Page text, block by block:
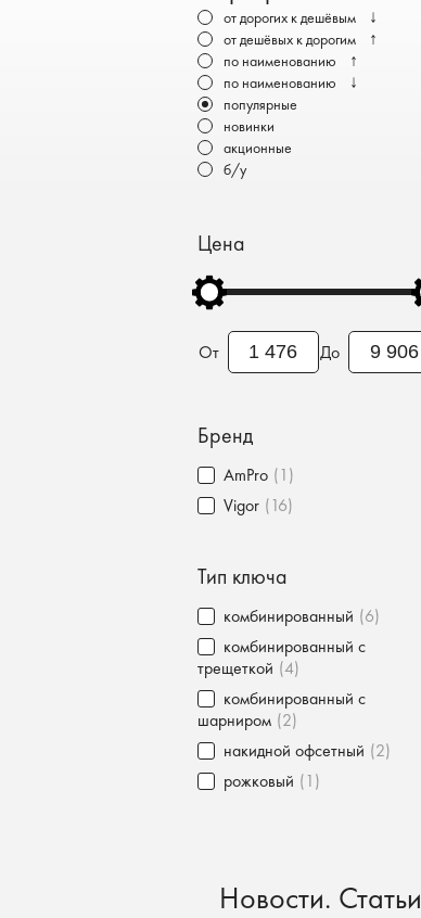
Электромобили
от дорогих к дешёвым ↓
от дешёвых к дорогим ↑
по наименованию ↑
по наименованию ↓
популярные
новинки
акционные
б/у
Цена
От До
Бренд
AmPro (1)
Vigor (16)
Тип ключа
комбинированный (6)
комбинированный с
трещеткой (4)
комбинированный с
шарниром (2)
накидной офсетный (2)
рожковый (1)
Новости. Статьи